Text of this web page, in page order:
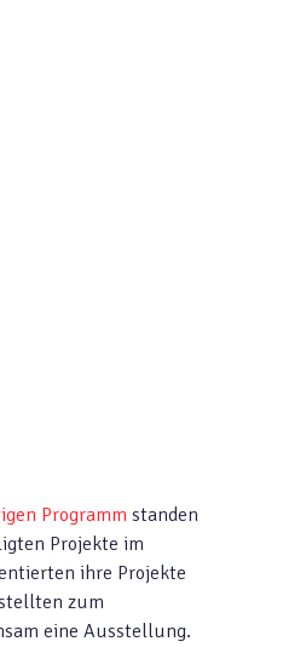
Programm standen
Projekte im
ihre Projekte
zum
eine Ausstellung.